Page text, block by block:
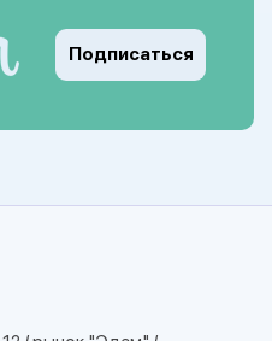
Подписаться